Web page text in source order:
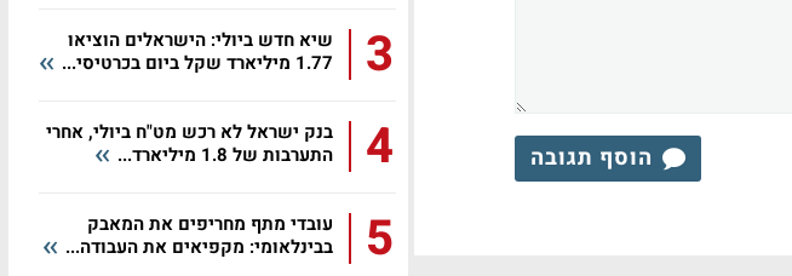
הוסף תגובה
3
שיא חדש ביולי: הישראלים הוציאו
1.77 מיליארד שקל ביום בכרטיסי...
4
בנק ישראל לא רכש מט"ח ביולי, אחרי
התערבות של 1.8 מיליארד...
5
עובדי מתף מחריפים את המאבק
בבינלאומי: מקפיאים את העבודה...